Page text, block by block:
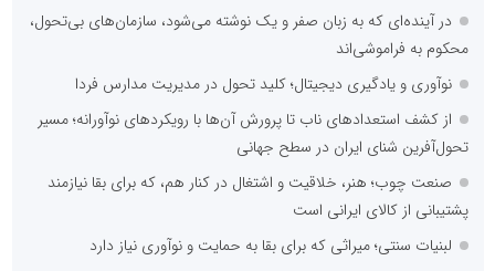
در آینده‌ای که به زبان صفر و یک نوشته می‌شود، سازمان‌های بی‌تحول،
محکوم به فراموشی‌اند
نوآوری و یادگیری دیجیتال؛ کلید تحول در مدیریت مدارس فردا
از کشف استعدادهای ناب تا پرورش آن‌ها با رویکردهای نوآورانه؛ مسیر
تحول‌آفرین شنای ایران در سطح جهانی
صنعت چوب؛ هنر، خلاقیت و اشتغال در کنار هم، که برای بقا نیازمند
پشتیبانی از کالای ایرانی است
لبنیات سنتی؛ میراثی که برای بقا به حمایت و نوآوری نیاز دارد